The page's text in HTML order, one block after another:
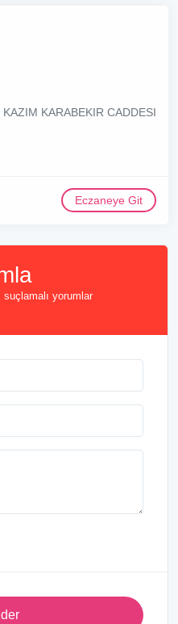
KARABEKIR CADDESI
Eczaneye Git
suçlamalı yorumlar